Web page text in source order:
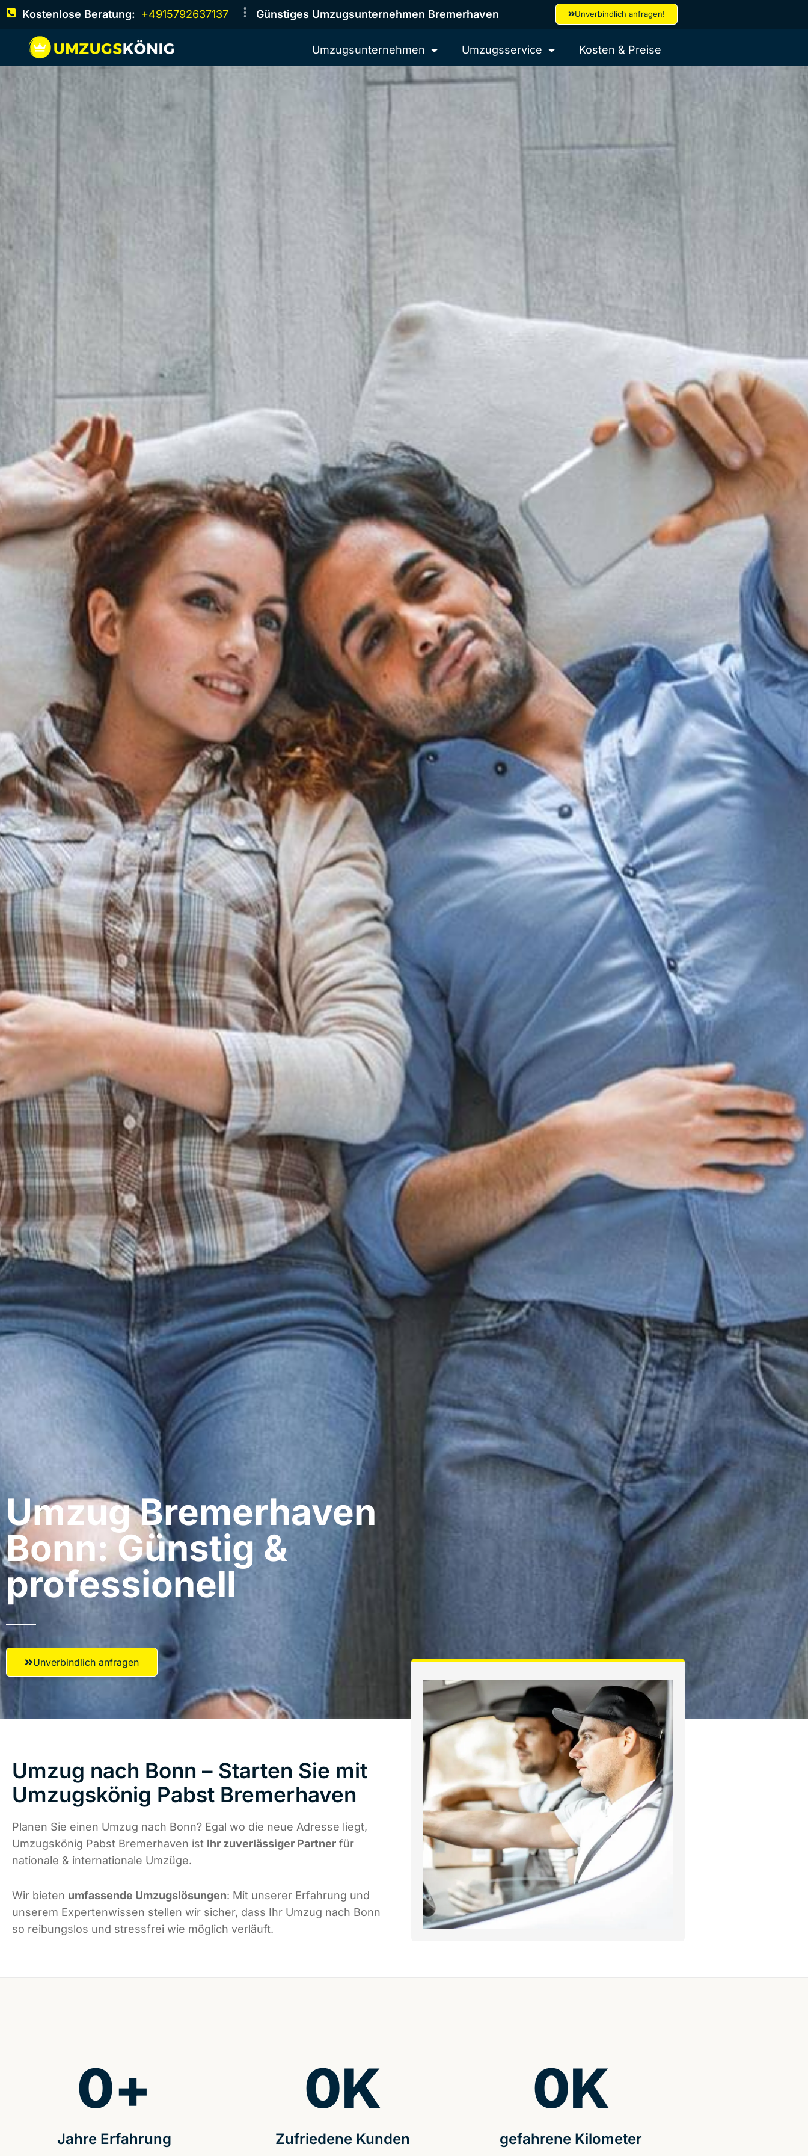
Kostenlose Beratung: +4915792637137 Günstiges Umzugsunternehmen Bremerhaven Unverbindlich anfragen!
Umzugsunternehmen Umzugsservice Kosten & Preise
Umzug Bremerhaven​
Bonn: Günstig &
professionell​
Unverbindlich anfragen
Umzug nach Bonn – Starten Sie mit
Umzugskönig Pabst Bremerhaven
Planen Sie einen Umzug nach Bonn? Egal wo die neue Adresse liegt,
Umzugskönig Pabst Bremerhaven ist Ihr zuverlässiger Partner für
nationale & internationale Umzüge.
Wir bieten umfassende Umzugslösungen: Mit unserer Erfahrung und
unserem Expertenwissen stellen wir sicher, dass Ihr Umzug nach Bonn
so reibungslos und stressfrei wie möglich verläuft.
Jahre Erfahrung
0+
Zufriedene Kunden
0K
gefahrene Kilometer
0K